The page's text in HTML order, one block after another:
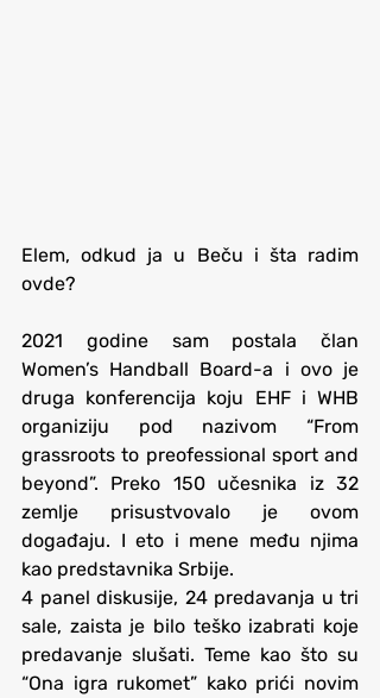
Elem, odkud ja u Beču i šta radim
ovde?
2021 godine sam postala član
Women’s Handball Board-a i ovo je
druga konferencija koju EHF i WHB
organiziju pod nazivom “From
grassroots to preofessional sport and
beyond”. Preko 150 učesnika iz 32
zemlje prisustvovalo je ovom
događaju. I eto i mene među njima
kao predstavnika Srbije.
4 panel diskusije, 24 predavanja u tri
sale, zaista je bilo teško izabrati koje
predavanje slušati. Teme kao što su
“Ona igra rukomet” kako prići novim